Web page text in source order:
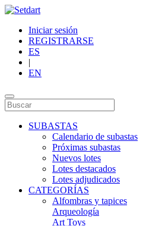
Iniciar sesión
REGISTRARSE
ES
|
EN
SUBASTAS
Calendario de subastas
Próximas subastas
Nuevos lotes
Lotes destacados
Lotes adjudicados
CATEGORÍAS
Alfombras y tapices
Arqueología
Art Toys